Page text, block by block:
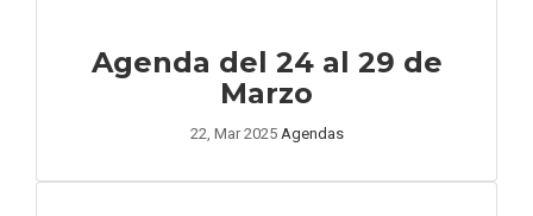
Agenda del 24 al 29 de
Marzo
22, Mar 2025 Agendas